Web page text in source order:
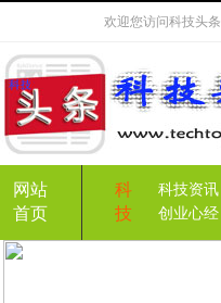
欢迎您访问科技头条
网站
首页
科
技
科技资讯
创业心经